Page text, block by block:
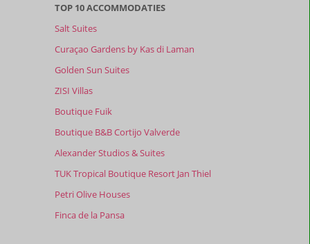
TOP 10 ACCOMMODATIES
Salt Suites
Curaçao Gardens by Kas di Laman
Golden Sun Suites
ZISI Villas
Boutique Fuik
Boutique B&B Cortijo Valverde
Alexander Studios & Suites
TUK Tropical Boutique Resort Jan Thiel
Petri Olive Houses
Finca de la Pansa